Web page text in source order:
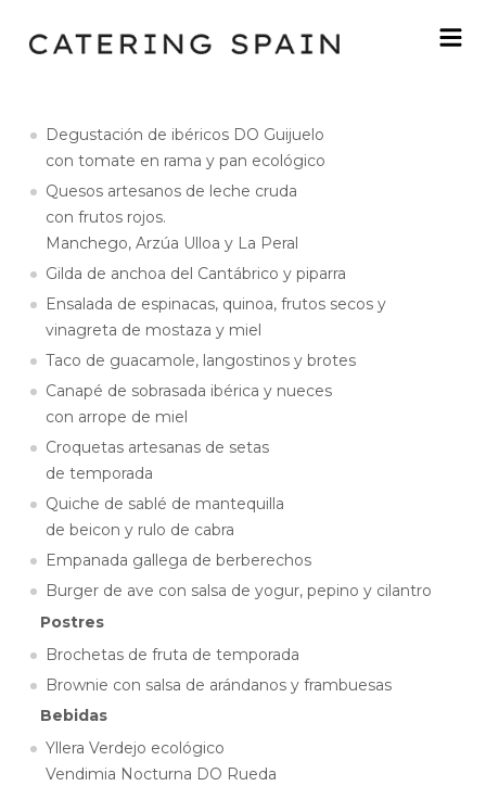
Degustación de ibéricos DO Guijuelo
con tomate en rama y pan ecológico
Quesos artesanos de leche cruda
con frutos rojos.
Manchego, Arzúa Ulloa y La Peral
Gilda de anchoa del Cantábrico y piparra
Ensalada de espinacas, quinoa, frutos secos y
vinagreta de mostaza y miel
Taco de guacamole, langostinos y brotes
Canapé de sobrasada ibérica y nueces
con arrope de miel
Croquetas artesanas de setas
de temporada
Quiche de sablé de mantequilla
de beicon y rulo de cabra
Empanada gallega de berberechos
Burger de ave con salsa de yogur, pepino y cilantro
Postres
Brochetas de fruta de temporada
Brownie con salsa de arándanos y frambuesas
Bebidas
Yllera Verdejo ecológico
Vendimia Nocturna DO Rueda